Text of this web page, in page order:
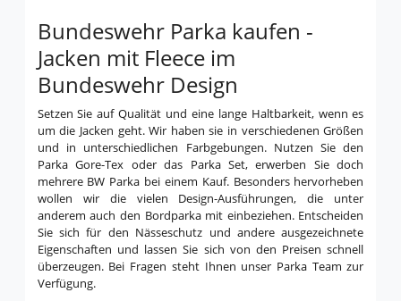
Bundeswehr Parka kaufen -
Jacken mit Fleece im
Bundeswehr Design
Setzen Sie auf Qualität und eine lange Haltbarkeit, wenn es
um die Jacken geht. Wir haben sie in verschiedenen Größen
und in unterschiedlichen Farbgebungen. Nutzen Sie den
Parka Gore-Tex oder das Parka Set, erwerben Sie doch
mehrere BW Parka bei einem Kauf. Besonders hervorheben
wollen wir die vielen Design-Ausführungen, die unter
anderem auch den Bordparka mit einbeziehen. Entscheiden
Sie sich für den Nässeschutz und andere ausgezeichnete
Eigenschaften und lassen Sie sich von den Preisen schnell
überzeugen. Bei Fragen steht Ihnen unser Parka Team zur
Verfügung.